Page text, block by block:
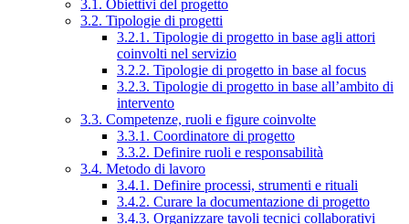
3.1. Obiettivi del progetto
3.2. Tipologie di progetti
3.2.1. Tipologie di progetto in base agli attori
coinvolti nel servizio
3.2.2. Tipologie di progetto in base al focus
3.2.3. Tipologie di progetto in base all’ambito di
intervento
3.3. Competenze, ruoli e figure coinvolte
3.3.1. Coordinatore di progetto
3.3.2. Definire ruoli e responsabilità
3.4. Metodo di lavoro
3.4.1. Definire processi, strumenti e rituali
3.4.2. Curare la documentazione di progetto
3.4.3. Organizzare tavoli tecnici collaborativi